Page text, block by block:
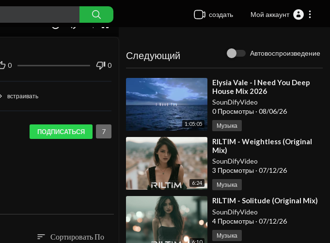
создать Мой аккаунт
Следующий Автовоспроизведение
1:05:05
⁣Elysia Vale - I Need You Deep
House Mix 2026
SounDifyVideo
0 Просмотры · 08/06/26
Музыка
6:24
⁣RILTIM - Weightless (Original
Mix)
SounDifyVideo
3 Просмотры · 07/12/26
Музыка
⁣RILTIM - Solitude (Original Mix)
SounDifyVideo
4 Просмотры · 07/12/26
Музыка
0 0
встраивать
ПОДПИСАТЬСЯ 7
sort Сортировать По